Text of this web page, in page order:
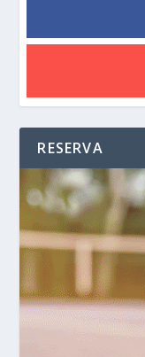
RESERVA